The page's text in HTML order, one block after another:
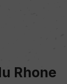
Rhone